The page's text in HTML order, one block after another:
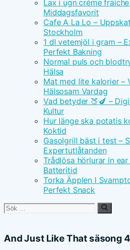
Lax i ugn crème
Middagsfavorit
Cafe A La Lo –
Stockholm
1 dl vetemjöl i gram –
Perfekt Bakning
Normal puls och
Hälsa
Mat med lite kalorier –
Hälsosam Vardag
Vad betyder 🍑🍆 –
Kultur
Hur länge ska potatis
Koktid
Gasolgrill bäst i test –
Expertutlåtanden
Trådlösa hörlurar in
Batteritid
Torka Äpplen I
Perfekt Snack
Sök
And Just Like That säsong